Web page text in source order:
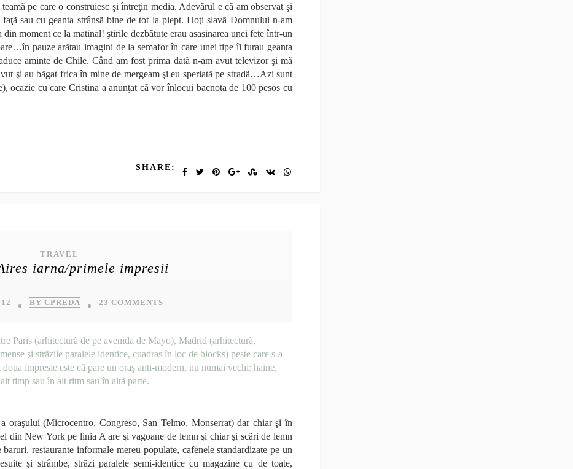
pe care o construiesc şi întreţin media. Adevãrul e cã am observat şi
sau cu geanta strânsã bine de tot la piept. Hoţi slavã Domnului n-am
moment ce la matinal! ştirile dezbãtute erau asasinarea unei fete într-un
pauze arãtau imagini de la semafor în care unei tipe îi furau geanta
aminte de Chile. Când am fost prima datã n-am avut televizor şi mã
şi au bãgat frica în mine de mergeam şi eu speriatã pe stradã…Azi sunt
ocazie cu care Cristina a anunţat cã vor înlocui bacnota de 100 pesos cu
SHARE:
TRAVEL
iarna/primele impresii
BY CPREDA 23 COMMENTS
Paris (arhitecturã de pe avenida de Mayo), Madrid (arhitecturã,
şi strãzile paralele identice, cuadras în loc de blocks) peste care s-a
impresie este cã pare un oraş anti-modern, nu numai vechi: haine,
timp sau în alt ritm sau în altã parte.
oraşului (Microcentro, Congreso, San Telmo, Monserrat) dar chiar şi în
din New York pe linia A are şi vagoane de lemn şi chiar şi scãri de lemn
restaurante informale mereu populate, cafenele standardizate pe un
şi strâmbe, strãzi paralele semi-identice cu magazine cu de toate,